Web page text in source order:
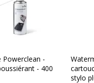
Powerclean -
- 400
stylo